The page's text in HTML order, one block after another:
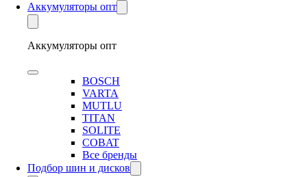
Аккумуляторы опт
Аккумуляторы опт
BOSCH
VARTA
MUTLU
TITAN
SOLITE
COBAT
Все бренды
Подбор шин и дисков